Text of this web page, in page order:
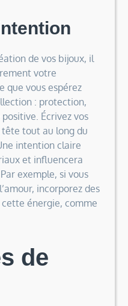
de vos bijoux, il
votre
que vous espérez
: protection,
Écrivez vos
tout au long du
intention claire
et influencera
exemple, si vous
incorporez des
énergie, comme
de